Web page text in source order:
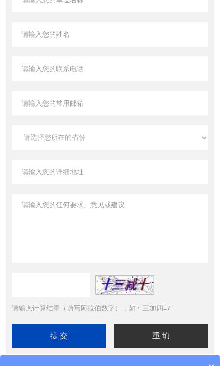
请输入计算结果（填写阿拉伯数字），如：三加四=7